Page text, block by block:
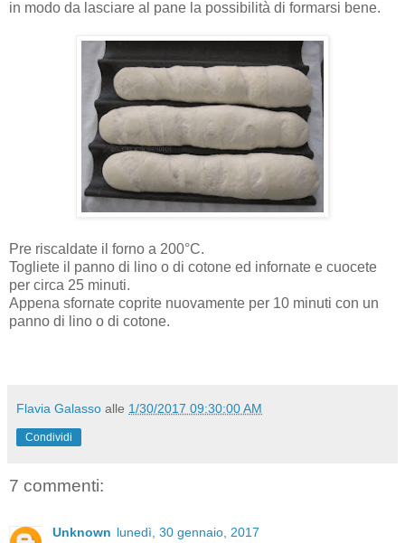
in modo da lasciare al pane la possibilità di formarsi bene.
Pre riscaldate il forno a 200°C.
Togliete il panno di lino o di cotone ed infornate e cuocete
per circa 25 minuti.
Appena sfornate coprite nuovamente per 10 minuti con un
panno di lino o di cotone.
Flavia Galasso alle 1/30/2017 09:30:00 AM
Condividi
7 commenti:
Unknown lunedì, 30 gennaio, 2017